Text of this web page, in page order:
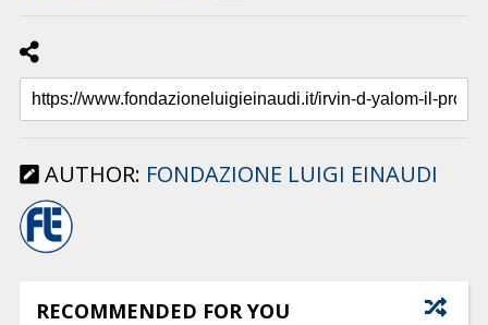
AUTHOR: FONDAZIONE LUIGI EINAUDI
RECOMMENDED FOR YOU